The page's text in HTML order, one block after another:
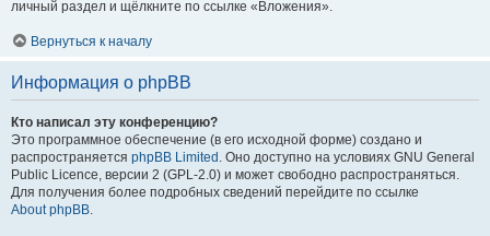
личный раздел и щёлкните по ссылке «Вложения».
Вернуться к началу
Информация о phpBB
Кто написал эту конференцию?
Это программное обеспечение (в его исходной форме) создано и
распространяется phpBB Limited . Оно доступно на условиях GNU General
Public Licence, версии 2 (GPL-2.0) и может свободно распространяться.
Для получения более подробных сведений перейдите по ссылке
About phpBB.